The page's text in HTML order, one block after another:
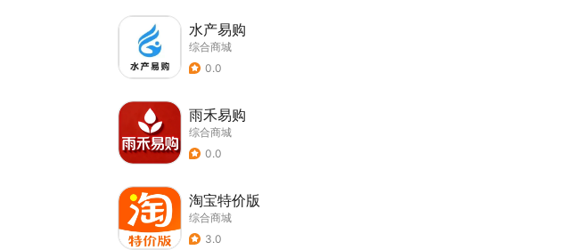
水产易购
综合商城
0.0
雨禾易购
综合商城
0.0
淘宝特价版
综合商城
3.0